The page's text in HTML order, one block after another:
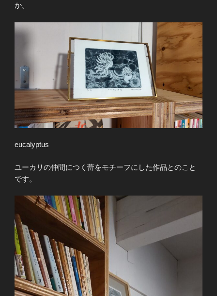
か。
eucalyptus
ユーカリの仲間につく蕾をモチーフにした作品とのこと
です。